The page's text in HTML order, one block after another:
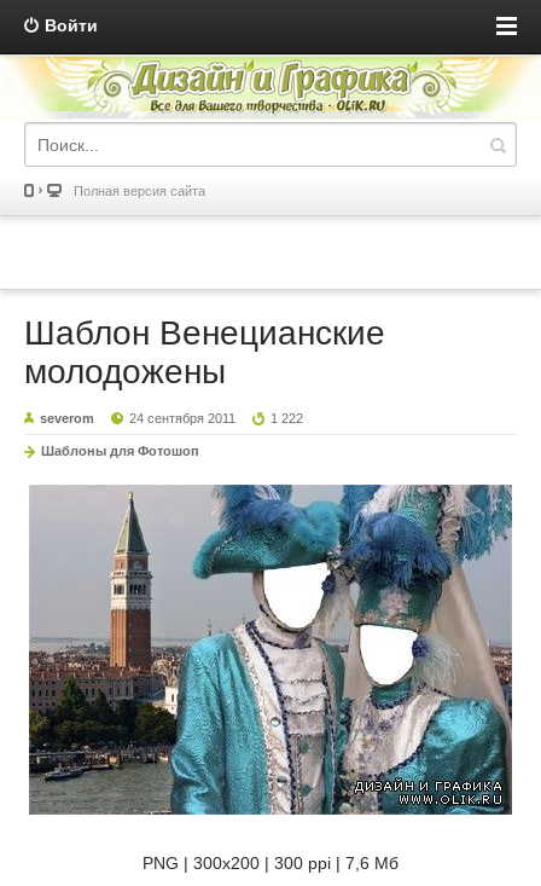
Войти
Полная версия сайта
Шаблон Венецианские
молодожены
severom 24 сентября 2011 1 222
Шаблоны для Фотошоп
PNG | 300х200 | 300 ppi | 7,6 Мб